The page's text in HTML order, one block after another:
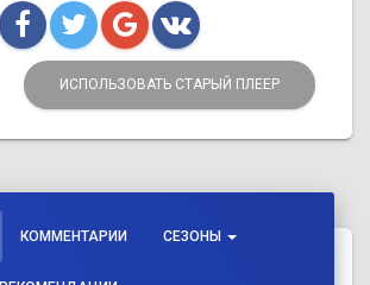
ИСПОЛЬЗОВАТЬ СТАРЫЙ ПЛЕЕР
КОММЕНТАРИИ СЕЗОНЫ